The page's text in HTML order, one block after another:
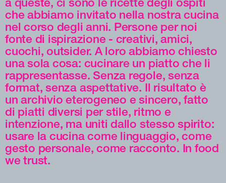
che abbiamo invitato nella nostra cucina
nel corso degli anni. Persone per noi
fonte di ispirazione - creativi, amici,
cuochi, outsider. A loro abbiamo chiesto
una sola cosa: cucinare un piatto che li
rappresentasse. Senza regole, senza
format, senza aspettative. Il risultato è
un archivio eterogeneo e sincero, fatto
di piatti diversi per stile, ritmo e
intenzione, ma uniti dallo stesso spirito:
usare la cucina come linguaggio, come
gesto personale, come racconto. In food
we trust.